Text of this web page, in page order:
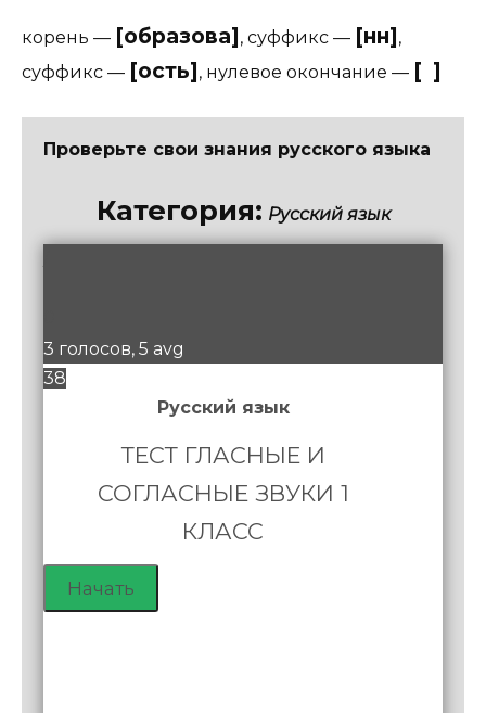
корень — [образова], суффикс — [нн],
суффикс — [ость], нулевое окончание — [ ]
Проверьте свои знания русского языка
Категория: Русский язык
3 голосов, 5 avg
38
Русский язык
ТЕСТ ГЛАСНЫЕ И
СОГЛАСНЫЕ ЗВУКИ 1
КЛАСС